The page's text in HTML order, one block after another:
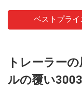
ベストプライ
トレーラー
ルの覆い